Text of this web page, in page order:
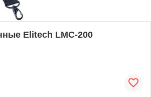
Elitech LMC-200